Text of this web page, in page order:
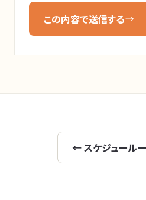
この内容で送信する
← スケジュール